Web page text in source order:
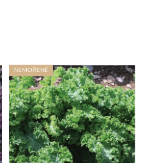
NEMOŘENÉ